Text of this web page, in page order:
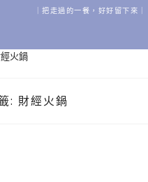
｜把走過的一餐，好好留下來｜
火鍋
: 財經火鍋